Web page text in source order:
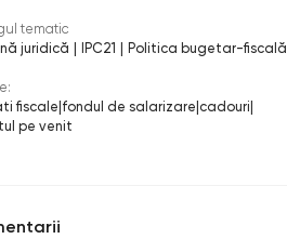
tematic
juridică
IPC21 Politica bugetar-fiscală
fiscale fondul de salarizare cadouri
pe venit